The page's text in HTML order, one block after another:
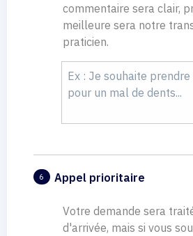
commentaire sera clair,
meilleure sera notre
praticien.
6 Appel prioritaire
Votre demande sera
d'arrivée, mais si vous